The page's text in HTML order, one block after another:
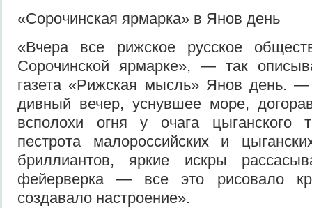
«Сорочинская ярмарка» в Янов день
«Вчера все рижское русское
Сорочинской ярмарке», — так
газета «Рижская мысль» Янов день.
дивный вечер, уснувшее море,
всполохи огня у очага цыганского
пестрота малороссийских и
бриллиантов, яркие искры
фейерверка — все это рисовало
создавало настроение».